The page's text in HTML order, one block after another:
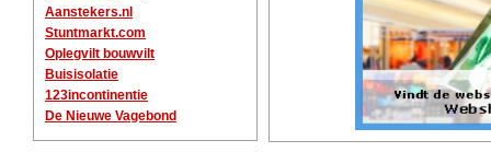
Aanstekers.nl
Stuntmarkt.com
Oplegvilt bouwvilt
Buisisolatie
123incontinentie
De Nieuwe Vagebond